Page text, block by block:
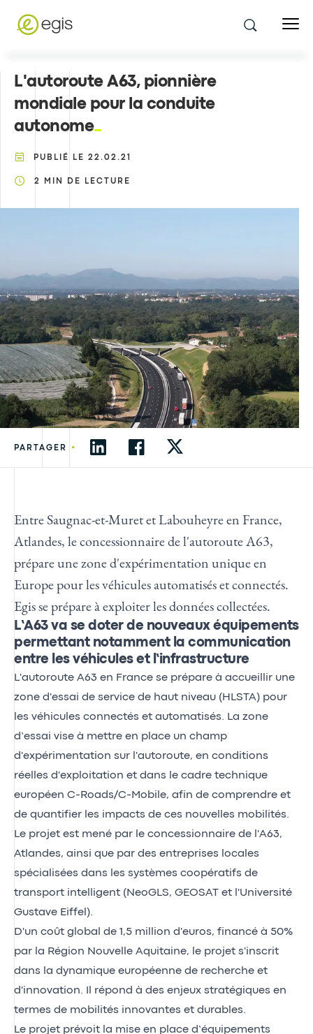
L'autoroute A63, pionnière
mondiale pour la conduite
autonome
PUBLIÉ LE 22.02.21
2 MIN DE LECTURE
PARTAGER •
Entre Saugnac-et-Muret et Labouheyre en France,
Atlandes, le concessionnaire de l'autoroute A63,
prépare une zone d'expérimentation unique en
Europe pour les véhicules automatisés et connectés.
Egis se prépare à exploiter les données collectées.
L’A63 va se doter de nouveaux équipements
permettant notamment la communication
entre les véhicules et l’infrastructure
L'autoroute A63 en France se prépare à accueillir une
zone d'essai de service de haut niveau (HLSTA) pour
les véhicules connectés et automatisés. La zone
d’essai vise à mettre en place un champ
d'expérimentation sur l'autoroute, en conditions
réelles d'exploitation et dans le cadre technique
européen C-Roads/C-Mobile, afin de comprendre et
de quantifier les impacts de ces nouvelles mobilités.
Le projet est mené par le concessionnaire de l'A63,
Atlandes, ainsi que par des entreprises locales
spécialisées dans les systèmes coopératifs de
transport intelligent (NeoGLS, GEOSAT et l'Université
Gustave Eiffel).
D'un coût global de 1,5 million d'euros, financé à 50%
par la Région Nouvelle Aquitaine, le projet s'inscrit
dans la dynamique européenne de recherche et
d'innovation. Il répond à des enjeux stratégiques en
termes de mobilités innovantes et durables.
Le projet prévoit la mise en place d’équipements